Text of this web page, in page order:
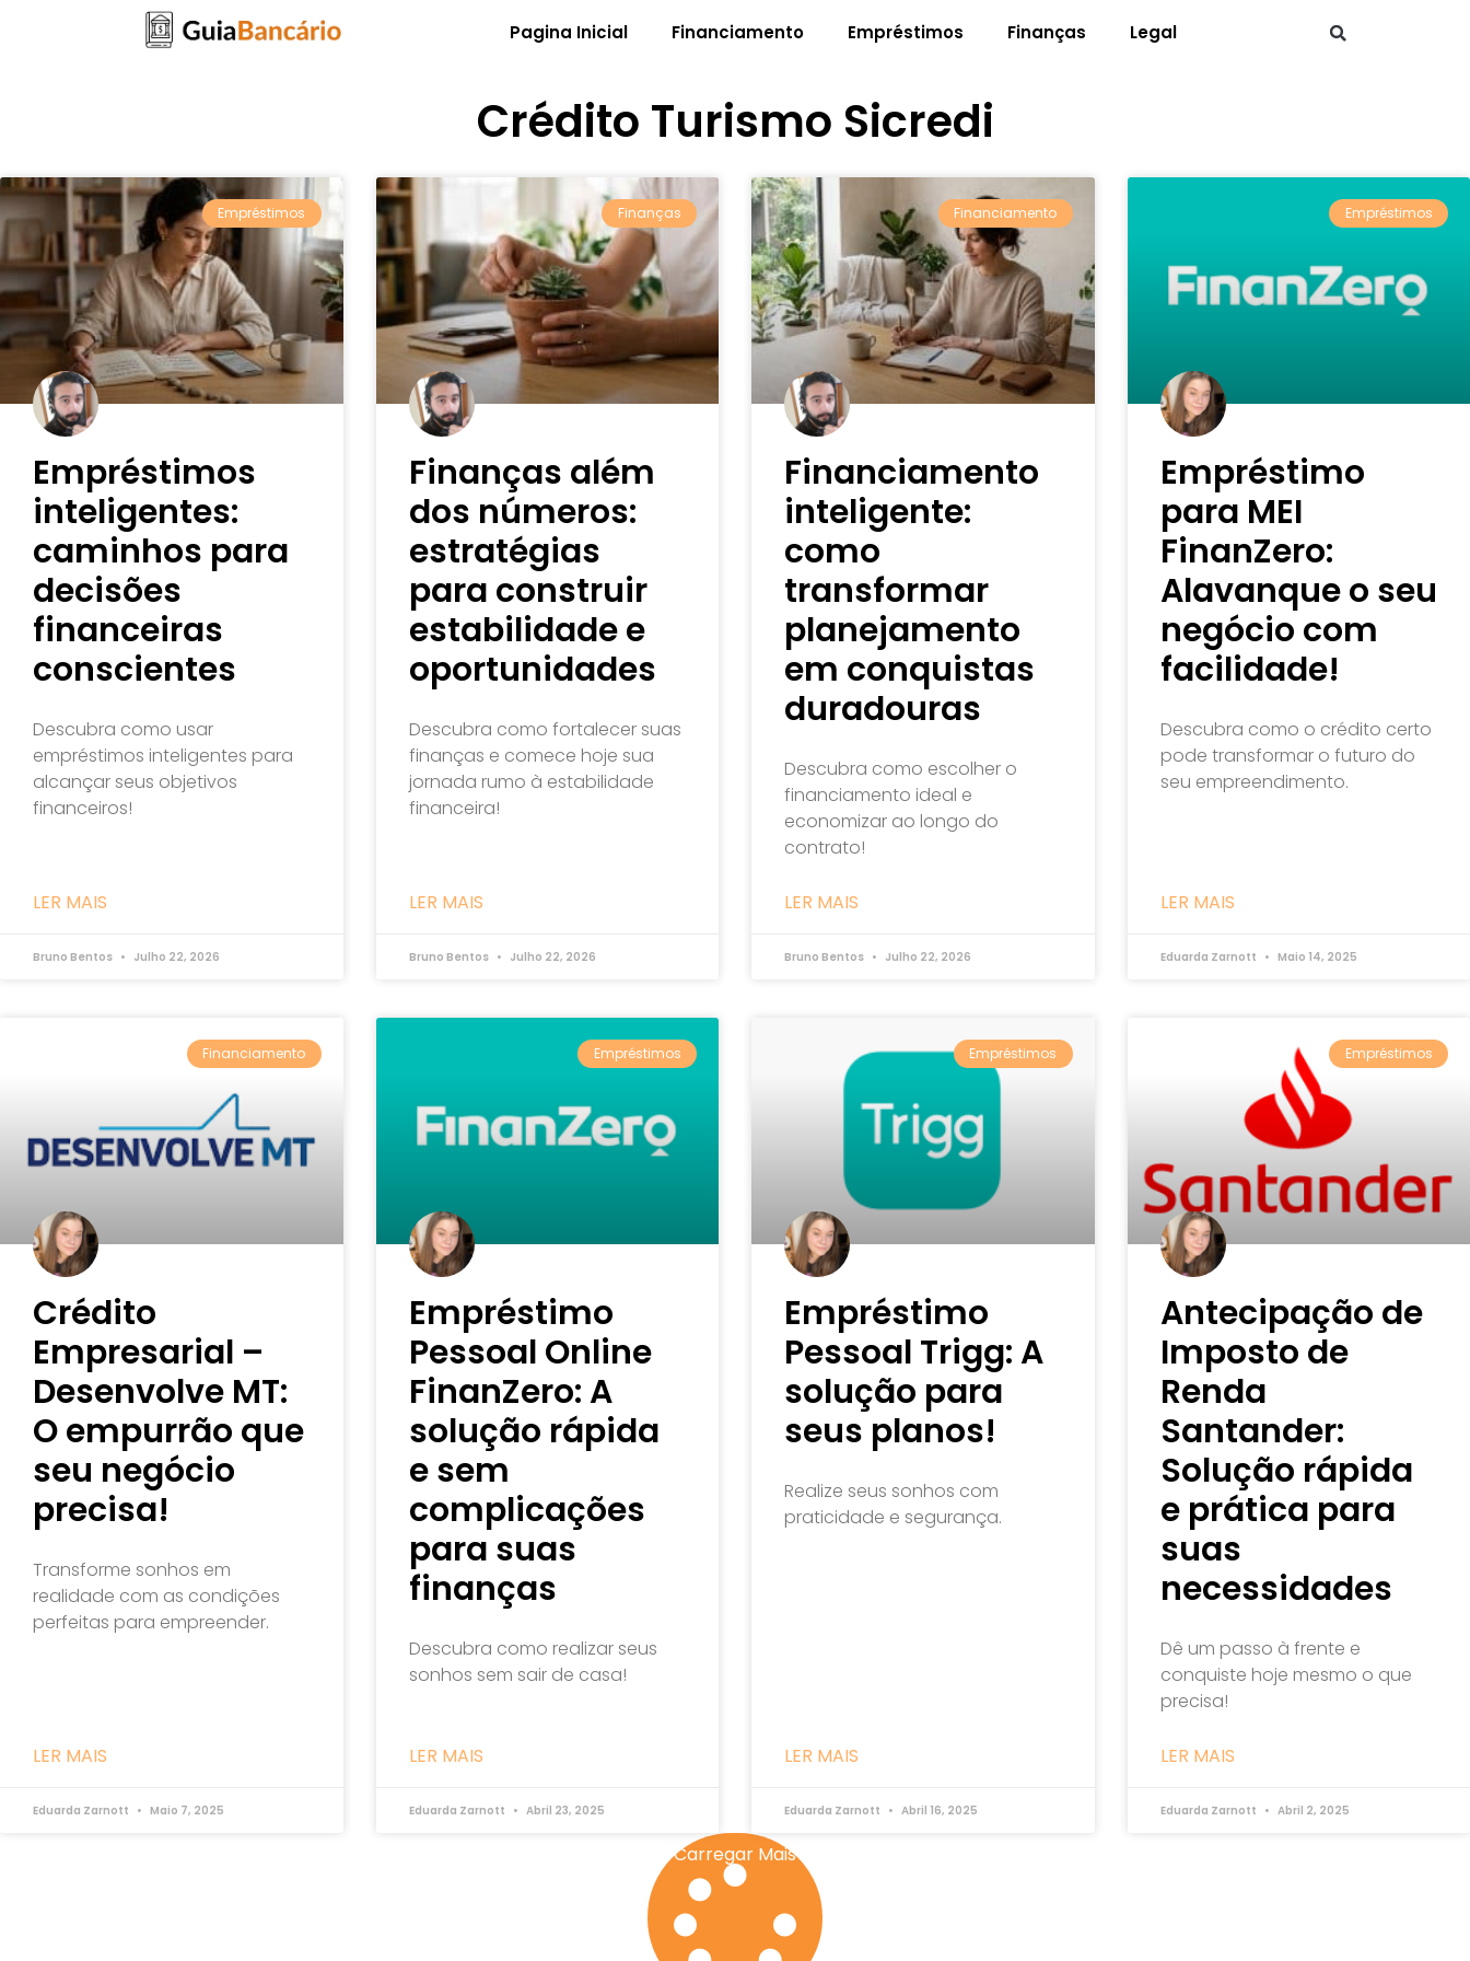
Pagina Inicial Financiamento Empréstimos Finanças Legal
Crédito Turismo Sicredi
Empréstimos
Empréstimos
inteligentes:
caminhos para
decisões
financeiras
conscientes
Descubra como usar
empréstimos inteligentes para
alcançar seus objetivos
financeiros!
LER MAIS
Bruno Bentos Julho 22, 2026
Finanças
Finanças além
dos números:
estratégias
para construir
estabilidade e
oportunidades
Descubra como fortalecer suas
finanças e comece hoje sua
jornada rumo à estabilidade
financeira!
LER MAIS
Bruno Bentos Julho 22, 2026
Financiamento
Financiamento
inteligente:
como
transformar
planejamento
em conquistas
duradouras
Descubra como escolher o
financiamento ideal e
economizar ao longo do
contrato!
LER MAIS
Bruno Bentos Julho 22, 2026
Empréstimos
Empréstimo
para MEI
FinanZero:
Alavanque o seu
negócio com
facilidade!
Descubra como o crédito certo
pode transformar o futuro do
seu empreendimento.
LER MAIS
Eduarda Zarnott Maio 14, 2025
Financiamento
Crédito
Empresarial –
Desenvolve MT:
O empurrão que
seu negócio
precisa!
Transforme sonhos em
realidade com as condições
perfeitas para empreender.
LER MAIS
Eduarda Zarnott Maio 7, 2025
Empréstimos
Empréstimo
Pessoal Online
FinanZero: A
solução rápida
e sem
complicações
para suas
finanças
Descubra como realizar seus
sonhos sem sair de casa!
LER MAIS
Eduarda Zarnott Abril 23, 2025
Empréstimos
Empréstimo
Pessoal Trigg: A
solução para
seus planos!
Realize seus sonhos com
praticidade e segurança.
LER MAIS
Eduarda Zarnott Abril 16, 2025
Empréstimos
Antecipação de
Imposto de
Renda
Santander:
Solução rápida
e prática para
suas
necessidades
Dê um passo à frente e
conquiste hoje mesmo o que
precisa!
LER MAIS
Eduarda Zarnott Abril 2, 2025
Carregar Mais